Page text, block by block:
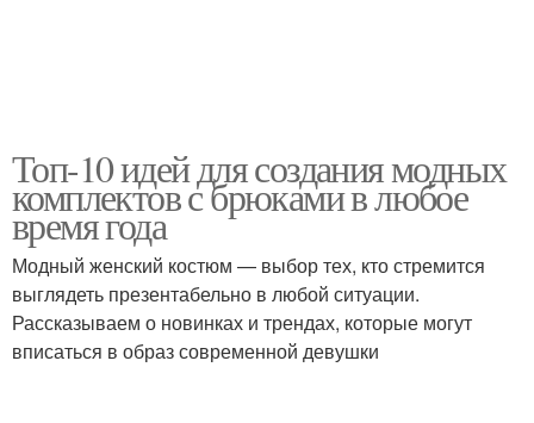
Топ-10 идей для создания модных
комплектов с брюками в любое
время года
Модный женский костюм — выбор тех, кто стремится
выглядеть презентабельно в любой ситуации.
Рассказываем о новинках и трендах, которые могут
вписаться в образ современной девушки